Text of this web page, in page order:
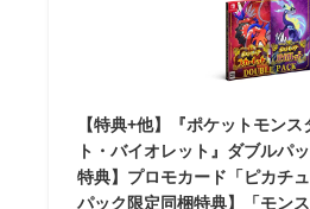
【特典+他】『ポケットモン
ト・バイオレット』ダブルパ
特典】プロモカード「ピカチ
パック限定同梱特典】「モン